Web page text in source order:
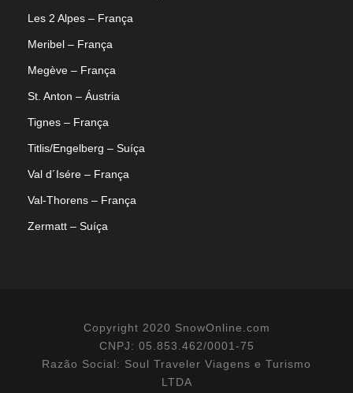
Les 2 Alpes – França
Meribel – França
Megève – França
St. Anton – Áustria
Tignes – França
Titlis/Engelberg – Suíça
Val d´Isére – França
Val-Thorens – França
Zermatt – Suíça
Copyright 2020 SnowOnline.com
CNPJ: 05.853.462/0001-75
Razão Social: Soul Traveler Viagens e Turismo
LTDA